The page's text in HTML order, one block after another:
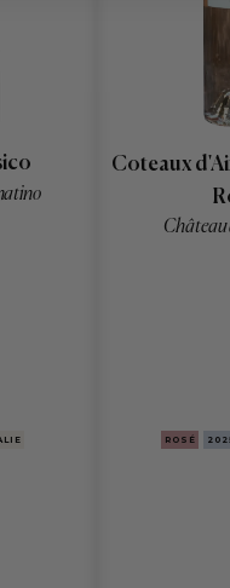
Coteaux
Château
ROSÉ